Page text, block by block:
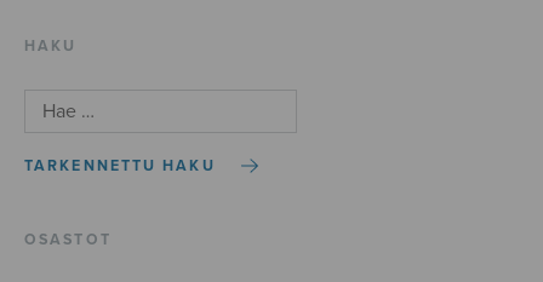
HAKU
TARKENNETTU HAKU
OSASTOT